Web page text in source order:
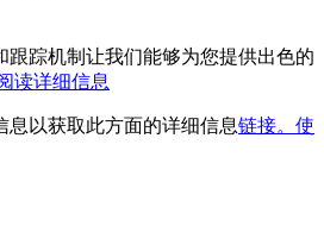
跟踪机制让我们能够为您提供出色的
读详细信息
息以获取此方面的详细信息链接。使